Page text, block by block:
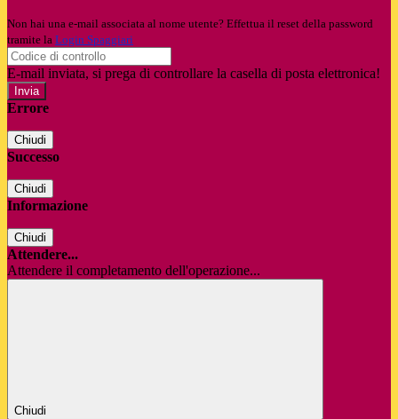
Non hai una e-mail associata al nome utente? Effettua il reset della password
tramite la Login Spaggiari
E-mail inviata, si prega di controllare la casella di posta elettronica!
Errore
Chiudi
Successo
Chiudi
Informazione
Chiudi
Attendere...
Attendere il completamento dell'operazione...
Chiudi